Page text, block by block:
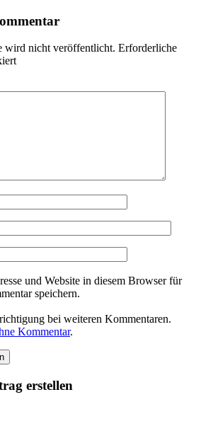
wird nicht veröffentlicht. Erforderliche
und Website in diesem Browser für
speichern.
bei weiteren Kommentaren.
Kommentar.
erstellen